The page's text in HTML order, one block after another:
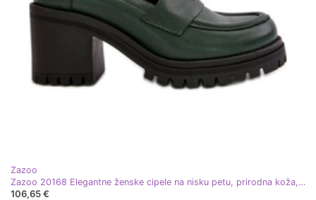
Zazoo
Zazoo 20168 Elegantne ženske cipele na nisku petu, prirodna koža, tamnozelene zelena
106,65 €